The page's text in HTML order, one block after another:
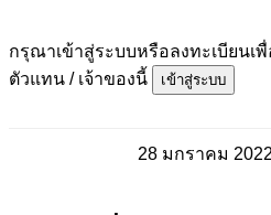
กรุณาเข้าสู่ระบบหรือลงทะเบียนเ
ตัวแทน / เจ้าของนี้
เข้าสู่ระบบ
28 มกราคม 2022